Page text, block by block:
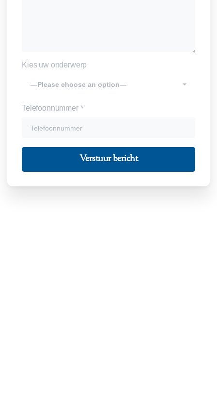
Kies uw onderwerp
—Please choose an option—
Telefoonnummer *